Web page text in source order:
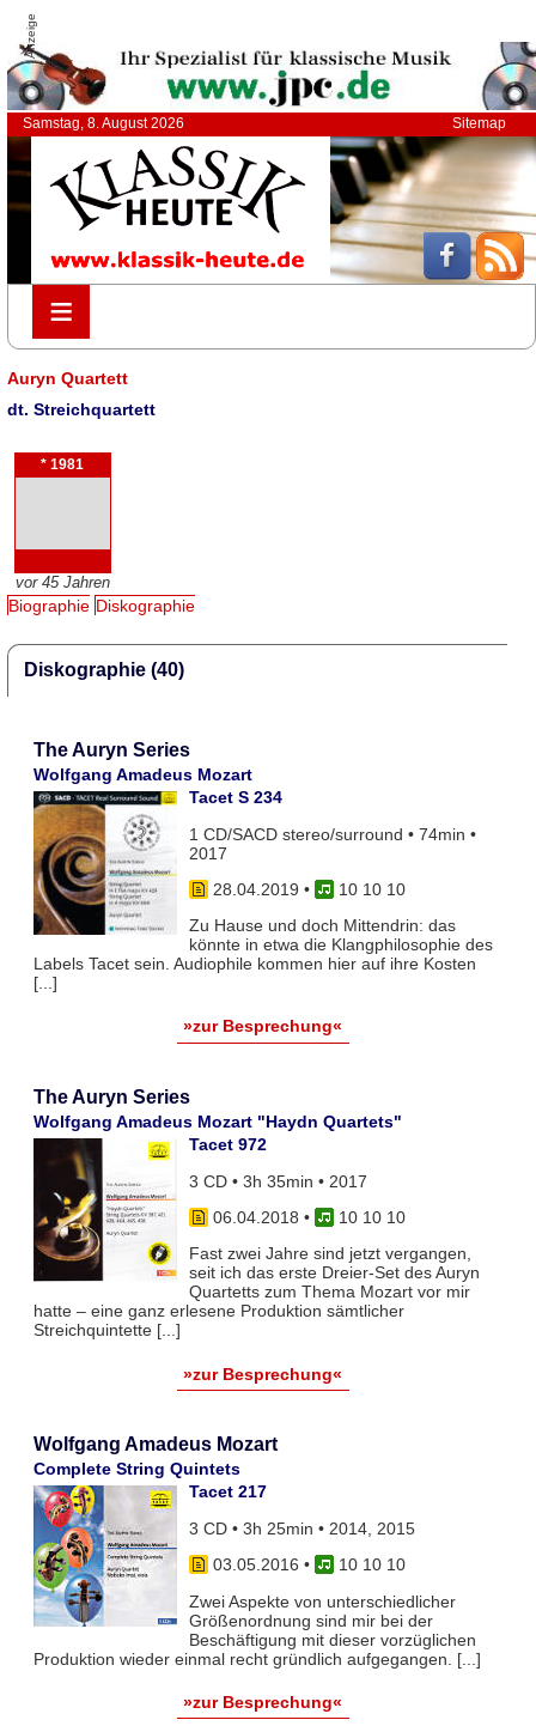
Anzeige
Samstag, 8. August 2026 Sitemap
≡
≡
Auryn Quartett
dt. Streichquartett
* 1981
vor 45 Jahren
Biographie Diskographie
Diskographie (40)
The Auryn Series
Wolfgang Amadeus Mozart
Tacet S 234
1 CD/SACD stereo/surround • 74min •
2017
28.04.2019 •
10 10 10
Zu Hause und doch Mittendrin: das
könnte in etwa die Klangphilosophie des
Labels Tacet sein. Audiophile kommen hier auf ihre Kosten
[...]
»zur Besprechung«
The Auryn Series
Wolfgang Amadeus Mozart "Haydn Quartets"
Tacet 972
3 CD • 3h 35min • 2017
06.04.2018 •
10 10 10
Fast zwei Jahre sind jetzt vergangen,
seit ich das erste Dreier-Set des Auryn
Quartetts zum Thema Mozart vor mir
hatte – eine ganz erlesene Produktion sämtlicher
Streichquintette [...]
»zur Besprechung«
Wolfgang Amadeus Mozart
Complete String Quintets
Tacet 217
3 CD • 3h 25min • 2014, 2015
03.05.2016 •
10 10 10
Zwei Aspekte von unterschiedlicher
Größenordnung sind mir bei der
Beschäftigung mit dieser vorzüglichen
Produktion wieder einmal recht gründlich aufgegangen. [...]
»zur Besprechung«